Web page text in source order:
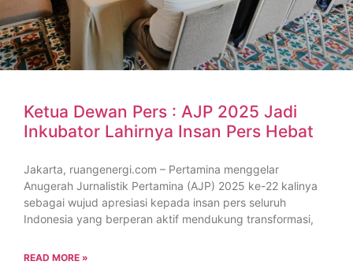
Ketua Dewan Pers : AJP 2025 Jadi
Inkubator Lahirnya Insan Pers Hebat
Jakarta, ruangenergi.com – Pertamina menggelar
Anugerah Jurnalistik Pertamina (AJP) 2025 ke-22 kalinya
sebagai wujud apresiasi kepada insan pers seluruh
Indonesia yang berperan aktif mendukung transformasi,
READ MORE »